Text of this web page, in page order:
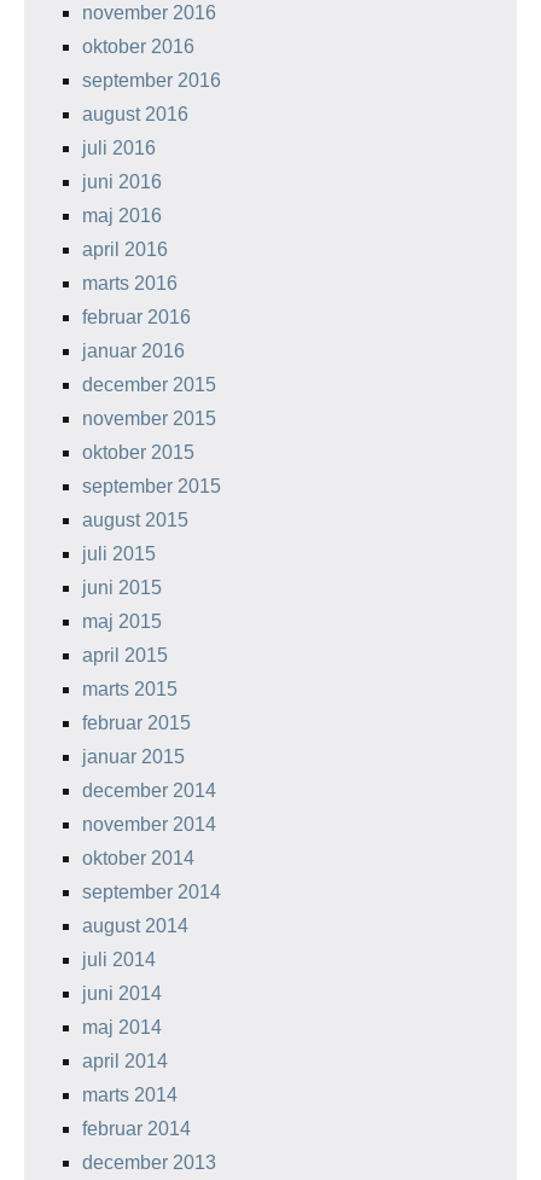
november 2016
oktober 2016
september 2016
august 2016
juli 2016
juni 2016
maj 2016
april 2016
marts 2016
februar 2016
januar 2016
december 2015
november 2015
oktober 2015
september 2015
august 2015
juli 2015
juni 2015
maj 2015
april 2015
marts 2015
februar 2015
januar 2015
december 2014
november 2014
oktober 2014
september 2014
august 2014
juli 2014
juni 2014
maj 2014
april 2014
marts 2014
februar 2014
december 2013